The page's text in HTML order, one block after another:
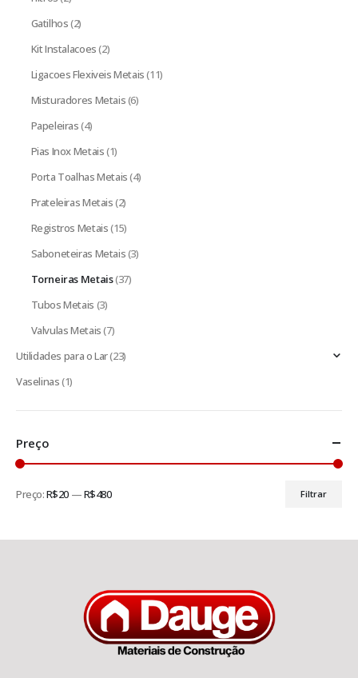
Gatilhos(2)
Kit Instalacoes(2)
Ligacoes Flexiveis Metais(11)
Misturadores Metais(6)
Papeleiras(4)
Pias Inox Metais(1)
Porta Toalhas Metais(4)
Prateleiras Metais(2)
Registros Metais(15)
Saboneteiras Metais(3)
Torneiras Metais(37)
Tubos Metais (3)
Valvulas Metais(7)
Utilidades para o Lar(23)
Vaselinas(1)
Preço
Filtrar
Preço:R$20 —R$480